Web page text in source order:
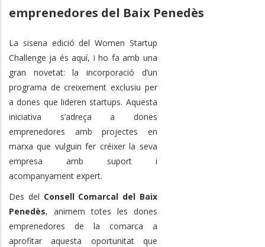
emprenedores del Baix Penedès
La sisena edició del Women Startup
Challenge ja és aquí, i ho fa amb una
gran novetat: la incorporació d’un
programa de creixement exclusiu per
a dones que lideren startups. Aquesta
iniciativa s’adreça a dones
emprenedores amb projectes en
marxa que vulguin fer créixer la seva
empresa amb suport i
acompanyament expert.
Des del Consell Comarcal del Baix
Penedès, animem totes les dones
emprenedores de la comarca a
aprofitar aquesta oportunitat que